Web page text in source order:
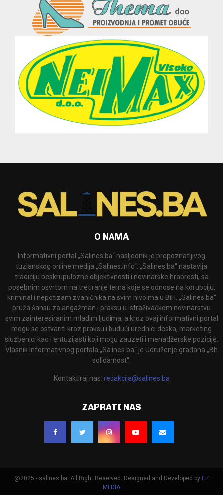
O NAMA
Informativni portal „Salines.ba“ nasljednik je prepoznatljivog
tuzlanskog online medija „Salines.info“. „Salines.ba“ nastavlja
tradiciju beskrupulozne objektivnosti i novinarske hrabrosti, sa
posebnim osvrtom na tretiranje tema koje se odnose na korupciju,
kriminal i nepotizam zvaničnika na svim nivoima u BiH. „Salines.ba“
pruža šansu za angažman i praksu u istraživačkom novinarstvu
svim zainteresiranim mladim ljudima, a kroz ovaj informativni portal
mogu se ostvariti kroz praksu i budući urednici deska, marketing
službenici kao i entuzijasti koji mogu zauzeti i menadžerske pozicije.
Vlasnik Informativnog portala „Salines.ba“ je Udruženje građana „Bh
solidarnost“.
Kontaktiraj nas: redakcija@salines.ba
ZAPRATI NAS
@2025 - salines.ba. All Right Reserved. Designed and Developed by EZ
MEDIA